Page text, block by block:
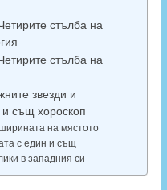
стълба на
стълба на
звезди и
и същ хороскоп
на мястото
с един и същ
в западния си